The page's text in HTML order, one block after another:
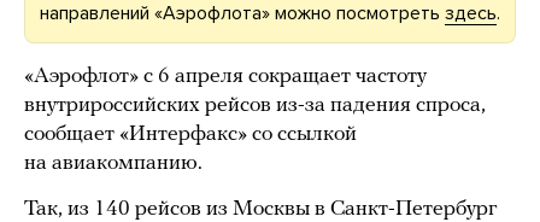
направлений «Аэрофлота» можно посмотреть здесь.
«Аэрофлот» с 6 апреля сокращает частоту
внутрироссийских рейсов из-за падения спроса,
сообщает «Интерфакс» со ссылкой
на авиакомпанию.
Так, из 140 рейсов из Москвы в Санкт-Петербург